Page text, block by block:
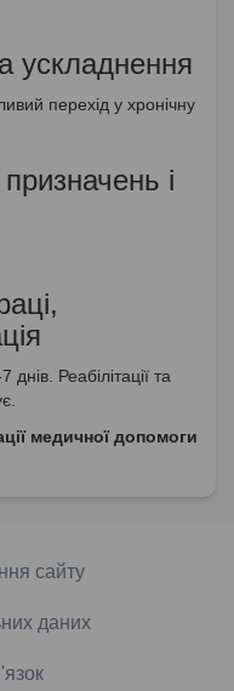
ускладнення
перехід у хронічну
і
Реабілітації та
медичної допомоги
сайту
даних